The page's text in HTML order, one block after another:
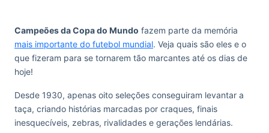
Campeões da Copa do Mundo fazem parte da memória
mais importante do futebol mundial. Veja quais são eles e o
que fizeram para se tornarem tão marcantes até os dias de
hoje!
Desde 1930, apenas oito seleções conseguiram levantar a
taça, criando histórias marcadas por craques, finais
inesquecíveis, zebras, rivalidades e gerações lendárias.